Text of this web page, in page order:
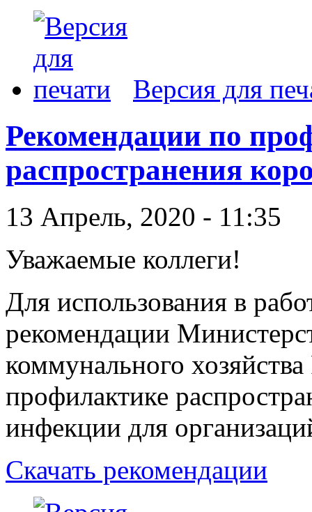
Версия для
Рекомендации по
распространения
13 Апрель, 2020 - 11:35
Уважаемые коллеги!
Для использования в
рекомендации
коммунального
профилактике
инфекции для
Скачать рекомендации